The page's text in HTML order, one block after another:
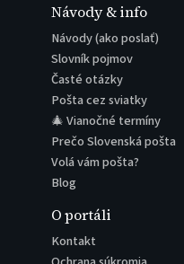
Návody & info
Návody (ako poslať)
Slovník pojmov
Časté otázky
Pošta cez sviatky
🎄 Vianočné termíny
Prečo Slovenská pošta
Volá vám pošta?
Blog
O portáli
Kontakt